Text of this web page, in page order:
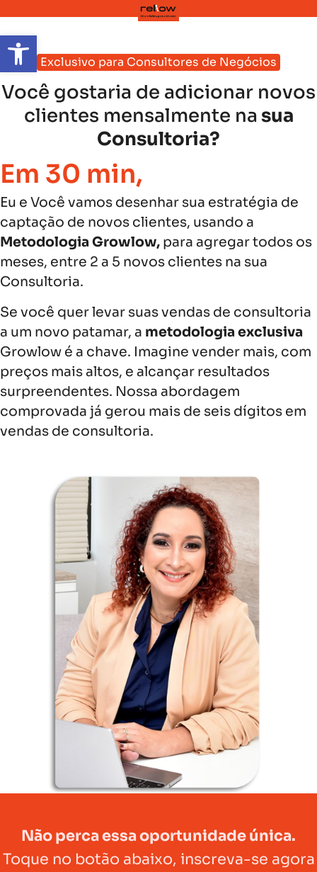
Abrir a barra de ferramentas
Exclusivo para Consultores de Negócios
Você gostaria de adicionar novos
clientes mensalmente nasua
Consultoria?
Em 30 min,
Eu e Você vamos desenhar sua estratégia de
captação de novos clientes, usando a
Metodologia Growlow, para agregar todos os
meses, entre 2 a 5 novos clientes na sua
Consultoria.
Se você quer levar suas vendas de consultoria
a um novo patamar, a metodologia exclusiva
Growlow é a chave. Imagine vender mais, com
preços mais altos, e alcançar resultados
surpreendentes. Nossa abordagem
comprovada já gerou mais de seis dígitos em
vendas de consultoria.
Não perca essa oportunidade única.
Toque no botão abaixo, inscreva-se agora